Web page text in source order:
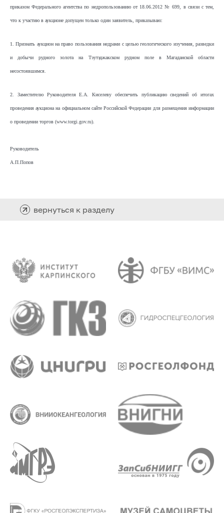
приказом Федерального агентства по недропользованию от 18.06.2012 № 699, в связи с тем,
что к участию в аукционе допущен только один заявитель, приказываю:
1. Признать аукцион на право пользования недрами с целью геологического изучения, разведки
и добычи рудного золота на Тэутэджакском рудном поле в Магаданской области
несостоявшимся.
2. Заместителю Руководителя Е.А. Киселеву обеспечить публикацию сведений об итогах
проведения аукциона на официальном сайте Российской Федерации для размещения информации
о проведении торгов (www.torgi.gov.ru).
Руководитель
А.П.Попов
вернуться к разделу